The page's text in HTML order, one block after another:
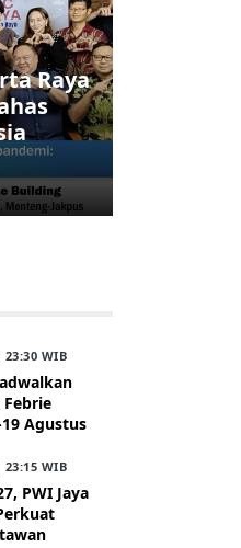
Raya
WIB
Agustus
WIB
PWI Jaya